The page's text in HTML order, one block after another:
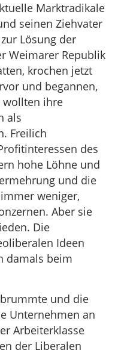
Marktradikale
seinen Ziehvater
Lösung der
Weimarer Republik
krochen jetzt
und begannen,
wollten ihre
als
Freilich
des
hohe Löhne und
und die
weniger,
Aber sie
Die
Ideen
damals beim
und die
Unternehmen an
Arbeiterklasse
der Liberalen